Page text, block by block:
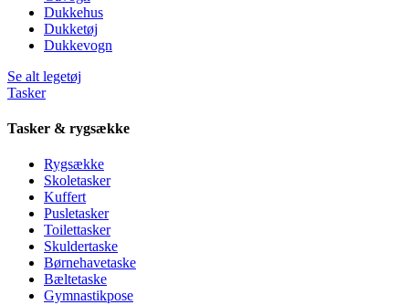
Dukkehus
Dukketøj
Dukkevogn
Se alt legetøj
Tasker
Tasker & rygsække
Rygsække
Skoletasker
Kuffert
Pusletasker
Toilettasker
Skuldertaske
Børnehavetaske
Bæltetaske
Gymnastikpose